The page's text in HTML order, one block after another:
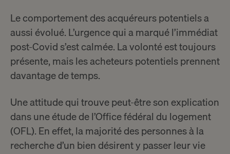
Le comportement des acquéreurs potentiels a
aussi évolué. L’urgence qui a marqué l’immédiat
post-Covid s’est calmée. La volonté est toujours
présente, mais les acheteurs potentiels prennent
davantage de temps.
Une attitude qui trouve peut-être son explication
dans une étude de l’Office fédéral du logement
(OFL). En effet, la majorité des personnes à la
recherche d’un bien désirent y passer leur vie